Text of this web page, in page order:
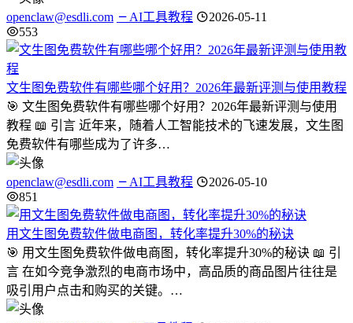
openclaw@esdli.com AI工具教程
2026-05-11
553
文生图免费软件有哪些哪个好用？2026年最新评测与使用教程
🎯 文生图免费软件有哪些哪个好用？2026年最新评测与使用
教程 📖 引言 近年来，随着人工智能技术的飞速发展，文生图
免费软件有哪些成为了许多…
openclaw@esdli.com AI工具教程
2026-05-10
851
用文生图免费软件做电商图，转化率提升30%的秘诀
🎯 用文生图免费软件做电商图，转化率提升30%的秘诀 📖 引
言 在如今竞争激烈的电商市场中，高品质的商品图片往往是
吸引用户点击和购买的关键。…